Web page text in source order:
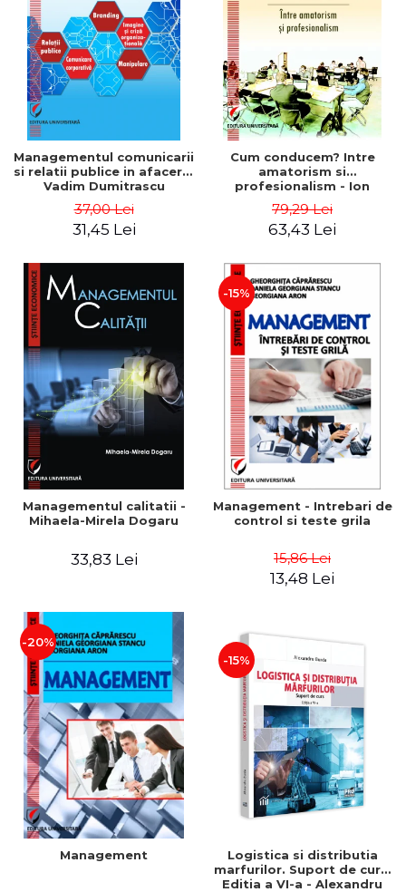
ADMINISTRATIVE
ȘTIINȚE ECONOMICE
ȘTIINȚE EXACTE
EDUCAȚIE FIZICĂ ȘI SPORT
PREUNIVERSITARIA
TIMP LIBER
ÎN CURS DE APARIȚIE
NOUTĂȚI
PACHETE DE STUDIU
PROMOȚIILE LUNII
ULTIMELE EXEMPLARE
Cum Cumpăr
Livrare
Politica de Retur
Formular de Retur
Distribuitori
Managementul comunicarii
si relatii publice in afaceri -
Vadim Dumitrascu
37,00 Lei
31,45 Lei
Cum conducem? Intre
amatorism si
profesionalism - Ion
79,29 Lei
63,43 Lei
Managementul calitatii -
Mihaela-Mirela Dogaru
33,83 Lei
-15%
Management - Intrebari de
control si teste grila
15,86 Lei
13,48 Lei
-20%
Management
-15%
Logistica si distributia
marfurilor. Suport de curs.
Editia a VI-a - Alexandru